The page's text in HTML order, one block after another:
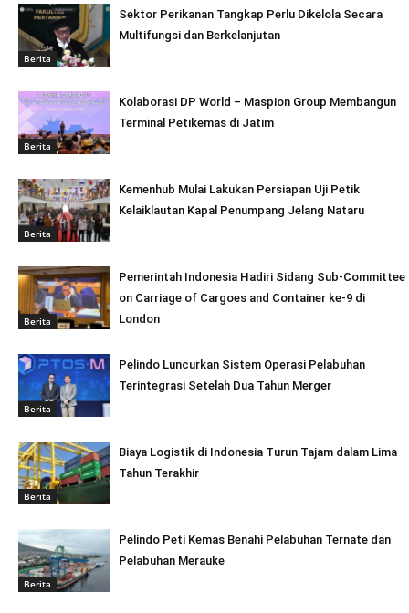
Berita
Sektor Perikanan Tangkap Perlu Dikelola Secara
Multifungsi dan Berkelanjutan
Berita
Kolaborasi DP World – Maspion Group Membangun
Terminal Petikemas di Jatim
Berita
Kemenhub Mulai Lakukan Persiapan Uji Petik
Kelaiklautan Kapal Penumpang Jelang Nataru
Berita
Pemerintah Indonesia Hadiri Sidang Sub-Committee
on Carriage of Cargoes and Container ke-9 di
London
Berita
Pelindo Luncurkan Sistem Operasi Pelabuhan
Terintegrasi Setelah Dua Tahun Merger
Berita
Biaya Logistik di Indonesia Turun Tajam dalam Lima
Tahun Terakhir
Berita
Pelindo Peti Kemas Benahi Pelabuhan Ternate dan
Pelabuhan Merauke